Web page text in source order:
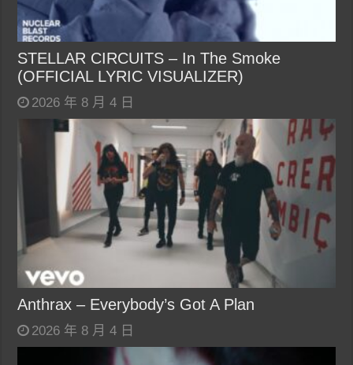
STELLAR CIRCUITS – In The Smoke
(OFFICIAL LYRIC VISUALIZER)
2026 年 8 月 4 日
Anthrax – Everybody’s Got A Plan
2026 年 8 月 4 日